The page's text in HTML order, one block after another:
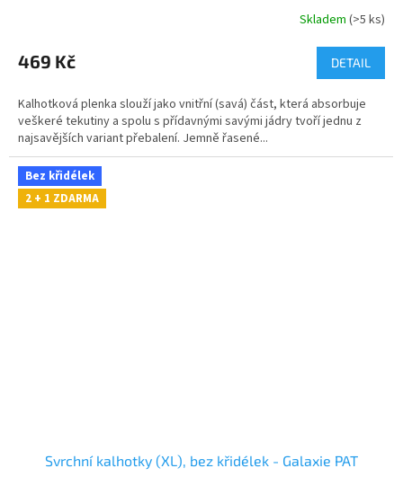
Skladem (>5 ks)
469 Kč DETAIL
Kalhotková plenka slouží jako vnitřní (savá) část, která absorbuje
veškeré tekutiny a spolu s přídavnými savými jádry tvoří jednu z
najsavějších variant přebalení. Jemně řasené...
Bez křidélek
2 + 1 ZDARMA
Svrchní kalhotky (XL), bez křidélek - Galaxie PAT